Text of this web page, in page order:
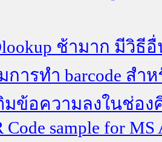
ช้ามาก มีวิธี
การทำ barcode สำ
มข้อความลงในช่อ
Code sample for MS